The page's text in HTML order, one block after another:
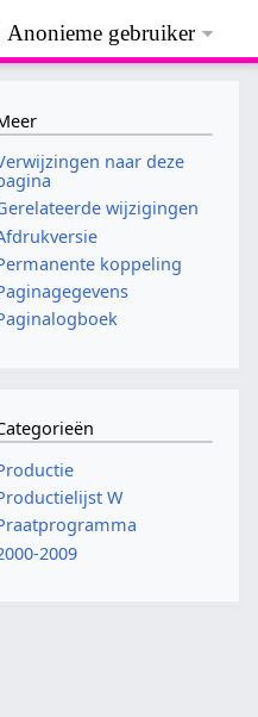
Anonieme gebruiker
naar deze
wijzigingen
koppeling
W
2009